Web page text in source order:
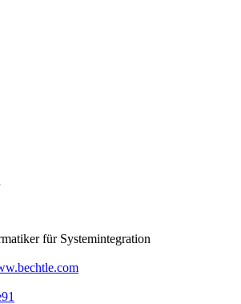
für Systemintegration